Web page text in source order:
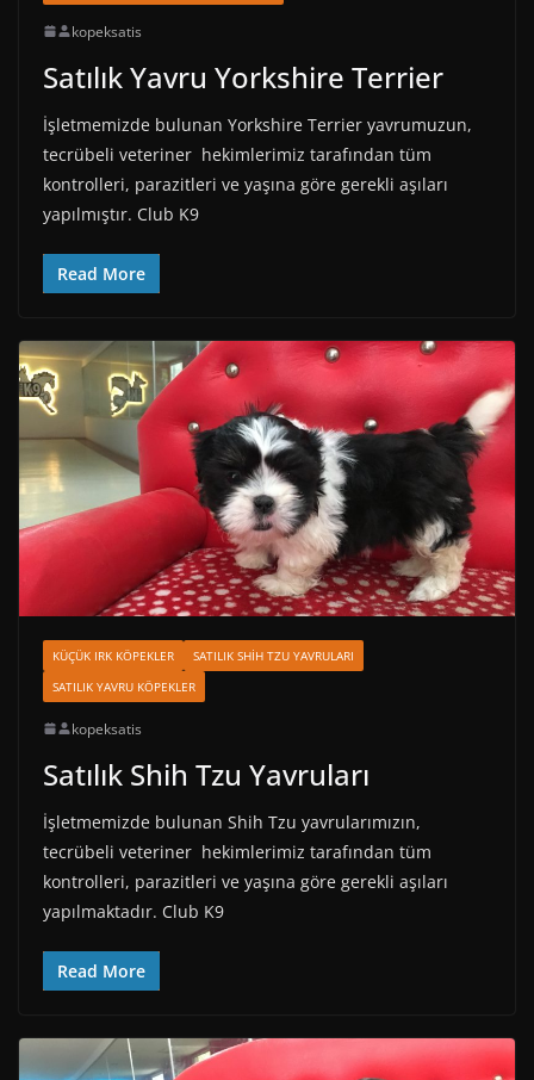
kopeksatis
Satılık Yavru Yorkshire Terrier
İşletmemizde bulunan Yorkshire Terrier yavrumuzun,
tecrübeli veteriner hekimlerimiz tarafından tüm
kontrolleri, parazitleri ve yaşına göre gerekli aşıları
yapılmıştır. Club K9
Read More
KÜÇÜK IRK KÖPEKLER
SATILIK SHIH TZU YAVRULARI
SATILIK YAVRU KÖPEKLER
kopeksatis
Satılık Shih Tzu Yavruları
İşletmemizde bulunan Shih Tzu yavrularımızın,
tecrübeli veteriner hekimlerimiz tarafından tüm
kontrolleri, parazitleri ve yaşına göre gerekli aşıları
yapılmaktadır. Club K9
Read More